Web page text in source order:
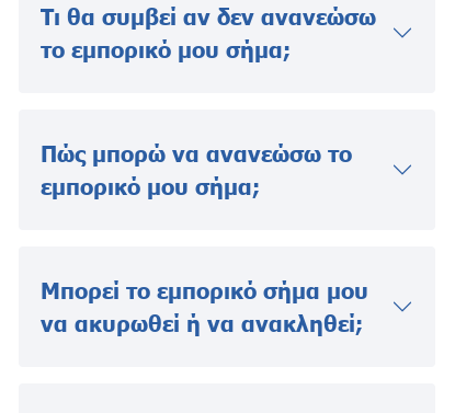
Τι θα συμβεί αν δεν ανανεώσω
το εμπορικό μου σήμα;
Πώς μπορώ να ανανεώσω το
εμπορικό μου σήμα;
Μπορεί το εμπορικό σήμα μου
να ακυρωθεί ή να ανακληθεί;